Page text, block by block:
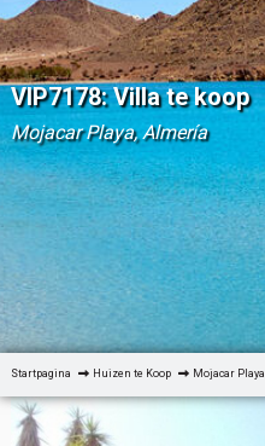
VIP7178: Villa te koop
Mojacar Playa, Almería
Startpagina Huizen te Koop Mojacar Playa